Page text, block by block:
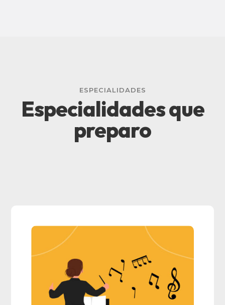
ESPECIALIDADES
Especialidades que
preparo